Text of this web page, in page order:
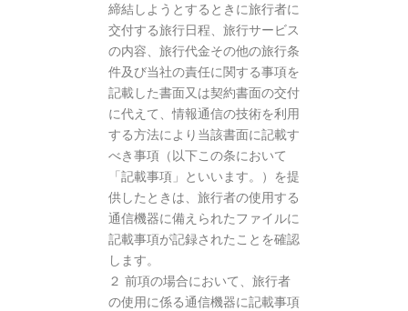
締結しようとするときに旅行者に
交付する旅行日程、旅行サービス
の内容、旅行代金その他の旅行条
件及び当社の責任に関する事項を
記載した書面又は契約書面の交付
に代えて、情報通信の技術を利用
する方法により当該書面に記載す
べき事項（以下この条において
「記載事項」といいます。）を提
供したときは、旅行者の使用する
通信機器に備えられたファイルに
記載事項が記録されたことを確認
します。
２ 前項の場合において、旅行者
の使用に係る通信機器に記載事項